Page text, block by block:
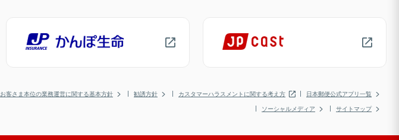
お客さま本位の業務運営に関する基本方針 勧誘方針 カスタマーハラスメントに関する考え方
日本郵便公式アプリ一覧
ソーシャルメディア
サイトマップ